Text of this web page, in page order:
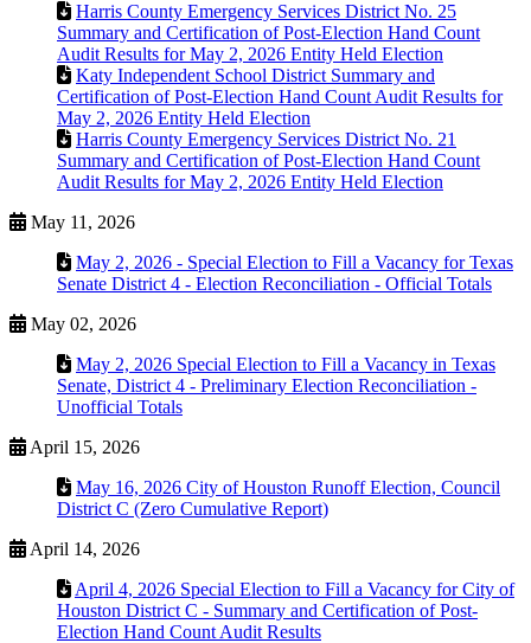
Harris County Emergency Services District No. 25
Summary and Certification of Post-Election Hand Count
Audit Results for May 2, 2026 Entity Held Election
Katy Independent School District Summary and
Certification of Post-Election Hand Count Audit Results for
May 2, 2026 Entity Held Election
Harris County Emergency Services District No. 21
Summary and Certification of Post-Election Hand Count
Audit Results for May 2, 2026 Entity Held Election
May 11, 2026
May 2, 2026 - Special Election to Fill a Vacancy for Texas
Senate District 4 - Election Reconciliation - Official Totals
May 02, 2026
May 2, 2026 Special Election to Fill a Vacancy in Texas
Senate, District 4 - Preliminary Election Reconciliation -
Unofficial Totals
April 15, 2026
May 16, 2026 City of Houston Runoff Election, Council
District C (Zero Cumulative Report)
April 14, 2026
April 4, 2026 Special Election to Fill a Vacancy for City of
Houston District C - Summary and Certification of Post-
Election Hand Count Audit Results